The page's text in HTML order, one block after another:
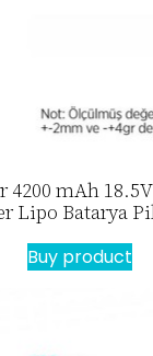
4200 mAh
Lipo Batarya
Buy product